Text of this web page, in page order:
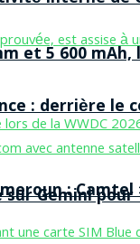
et 5 600
sur Gemini
: derrière le
: